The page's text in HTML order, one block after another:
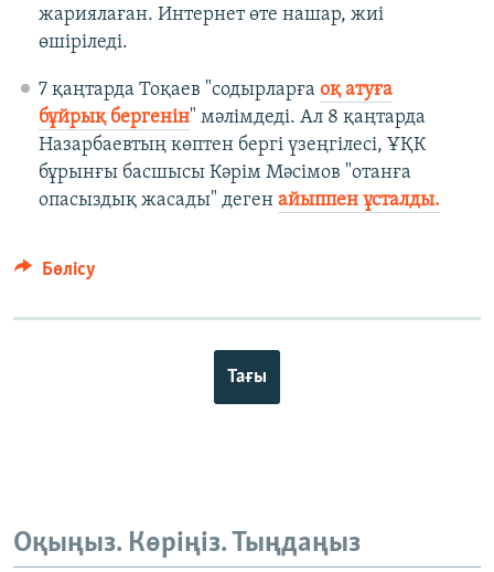
жариялаған. Интернет өте нашар, жиі
өшіріледі.
7 қаңтарда Тоқаев "содырларға оқ атуға
бұйрық бергенін" мәлімдеді. Ал 8 қаңтарда
Назарбаевтың көптен бергі үзеңгілесі, ҰҚК
бұрынғы басшысы Кәрім Мәсімов "отанға
опасыздық жасады" деген айыппен ұсталды.
Бөлісу
Тағы
Оқыңыз. Көріңіз. Тыңдаңыз